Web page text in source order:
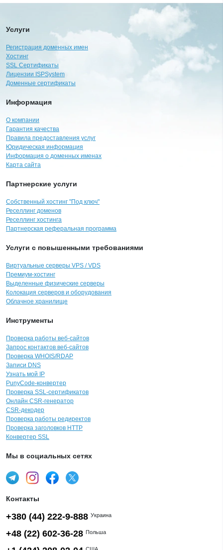
Услуги
Регистрация доменных имен
Хостинг
SSL Сертификаты
Лицензии ISPSystem
Доменные сертификаты
Информация
О компании
Гарантия качества
Правила предоставления услуг
Юридическая информация
Информация о доменных именах
Карта сайта
Партнерские услуги
Собственный хостинг "Под ключ"
Реселлинг доменов
Реселлинг хостинга
Партнерская реферальная программа
Услуги с повышенными требованиями
Виртуальные серверы VPS / VDS
Премиум-хостинг
Выделенные физические серверы
Колокация серверов и оборудования
Облачное хранилище
Инструменты
Проверка работы веб-сайтов
Запрос контактов веб-сайтов
Проверка WHOIS/RDAP
Записи DNS
Узнать мой IP
PunyCode-конвертер
Проверка SSL-сертификатов
Онлайн CSR-генератор
CSR-декодер
Проверка работы редиректов
Проверка заголовков HTTP
Конвертер SSL
Мы в социальных сетях
Контакты
+380 (44) 222-9-888 Украина
+48 (22) 602-36-28 Польша